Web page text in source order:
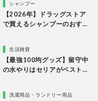
シャンプー
【2026年】ドラッグストア
で買えるシャンプーのおす
比較生活雑貨
【最強100均グッズ】留守中
の水やりはセリアがベスト
洗濯用品・ランドリー用品